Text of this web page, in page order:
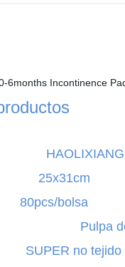
PAD
25x31cm
bolsa
Pulpa de la